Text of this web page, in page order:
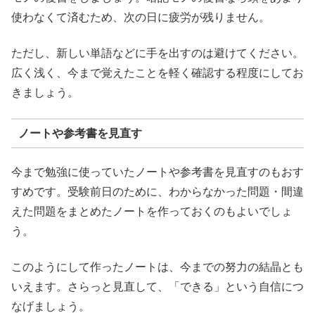
使わなくて済むため、次の日に疲労が残りません。
ただし、新しい単語などに手を出すのは避けてください。
広く浅く、今まで覚えたことを軽く確認する程度にしてお
きましょう。
ノートや参考書を見直す
今まで勉強に使っていたノートや参考書を見直すのもおす
すめです。受験前日のために、わからなかった問題・間違
えた問題をまとめたノートを作っておくのもよいでしょ
う。
このようにして作ったノートは、今までの努力の結晶とも
いえます。さらっと見直して、「できる」という自信につ
なげましょう。